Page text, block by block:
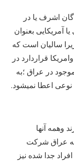
اشرف یا در
آمریکایی بعنوان
سالیان است که
قراردارد در
در عراق ؛به
نوعی اعطا نمیشود.
وهمه آنها
عراق شرکت
جدا شده نیز